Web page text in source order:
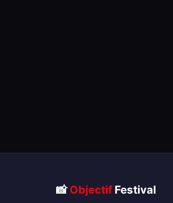
📸Objectif Festival